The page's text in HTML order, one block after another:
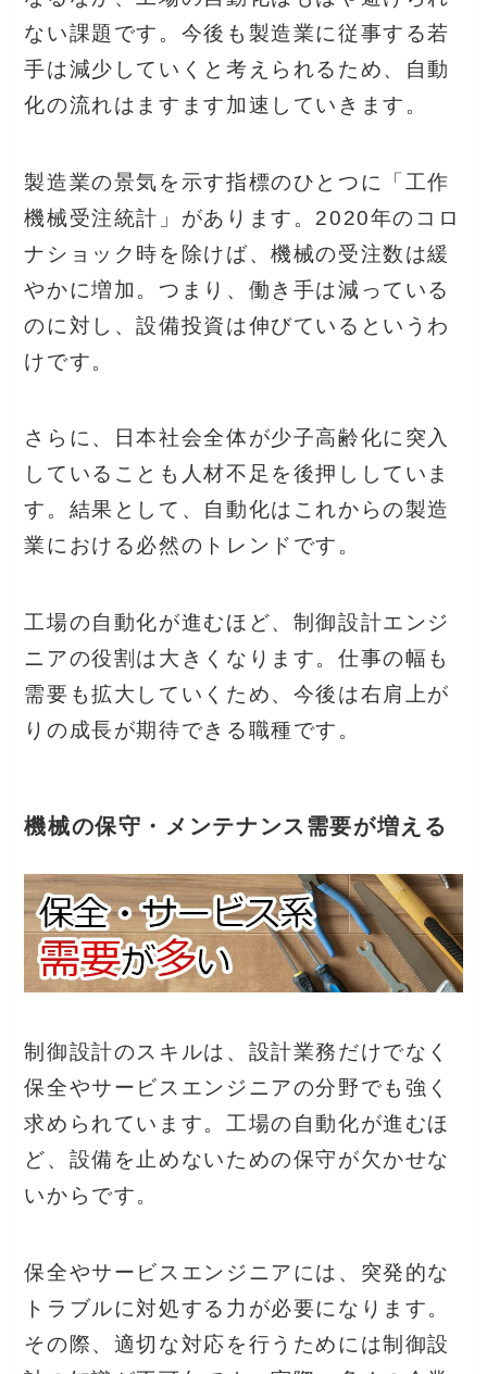
ない課題です。今後も製造業に従事する若
手は減少していくと考えられるため、自動
化の流れはますます加速していきます。
製造業の景気を示す指標のひとつに「工作
機械受注統計」があります。2020年のコロ
ナショック時を除けば、機械の受注数は緩
やかに増加。つまり、働き手は減っている
のに対し、設備投資は伸びているというわ
けです。
さらに、日本社会全体が少子高齢化に突入
していることも人材不足を後押ししていま
す。結果として、自動化はこれからの製造
業における必然のトレンドです。
工場の自動化が進むほど、制御設計エンジ
ニアの役割は大きくなります。仕事の幅も
需要も拡大していくため、今後は右肩上が
りの成長が期待できる職種です。
機械の保守・メンテナンス需要が増える
制御設計のスキルは、設計業務だけでなく
保全やサービスエンジニアの分野でも強く
求められています。工場の自動化が進むほ
ど、設備を止めないための保守が欠かせな
いからです。
保全やサービスエンジニアには、突発的な
トラブルに対処する力が必要になります。
その際、適切な対応を行うためには制御設